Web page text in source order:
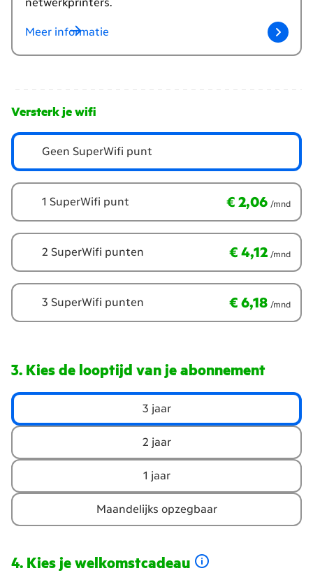
Meer informatie
Versterk je wifi
Geen SuperWifi punt
1 SuperWifi punt € 2,06
€ 2,06
per maand/mnd
2 SuperWifi punten € 4,12
€ 4,12
per maand/mnd
3 SuperWifi punten € 6,18
€ 6,18
per maand/mnd
Kies de looptijd van je abonnement
Kies
de
looptijd
van
je
abonnement
3 jaar
2 jaar
1 jaar
Maandelijks opzegbaar
Kies je welkomstcadeau